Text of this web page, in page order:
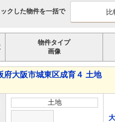
クした物件を一括で
物件タイプ
画像
府大阪市城東区成育４ 土地
土地